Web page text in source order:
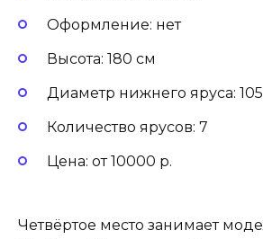
Оформление: нет
Высота: 180 см
Диаметр нижнего яруса:
Количество ярусов: 7
Цена: от 10000 р.
Четвёртое место занимает